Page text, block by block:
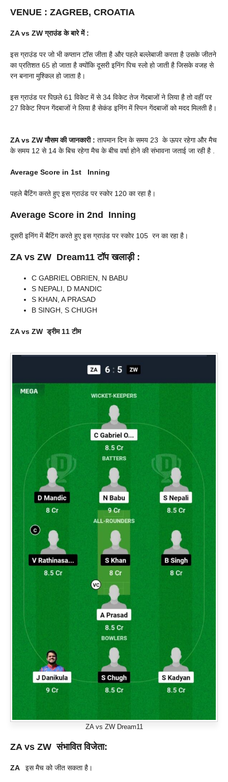
VENUE : ZAGREB, CROATIA
ZA vs ZWग्राउंड के बारे में :
इस ग्राउंड पर जो भी कप्तान टॉस जीता है और पहले बल्लेबाजी करता है उसके जीतने
का प्रतिशत 65 हो जाता है क्योंकि दूसरी इनिंग पिच स्लो हो जाती है जिसके वजह से
रन बनाना मुश्किल हो जाता है।
इस ग्राउंड पर पिछले 61 विकेट में से 34 विकेट तेज गेंदबाजों ने लिया है तो वहीं पर
27 विकेट स्पिन गेंदबाजों ने लिया है सेकंड इनिंग में स्पिन गेंदबाजों को मदद मिलती है।
ZA vs ZWमौसम की जानकारी : तापमान दिन के समय 23 के ऊपर रहेगा और मैच
के समय 12 से 14 के बिच रहेगा मैच के बीच वर्षा होने की संभावना जताई जा रही है .
Average Score in 1st Inning
पहले बैटिंग करते हुए इस ग्राउंड पर स्कोर 120 का रहा है।
Average Score in 2nd Inning
दूसरी इनिंग में बैटिंग करते हुए इस ग्राउंड पर स्कोर 105 रन का रहा है।
ZA vs ZW Dream11 टॉप खलाड़ी :
C GABRIEL OBRIEN, N BABU
S NEPALI, D MANDIC
S KHAN, A PRASAD
B SINGH, S CHUGH
ZA vs ZWड्रीम 11 टीम
ZA vs ZW Dream11
ZA vs ZW संभावित विजेता:
ZA इस मैच को जीत सकता है।